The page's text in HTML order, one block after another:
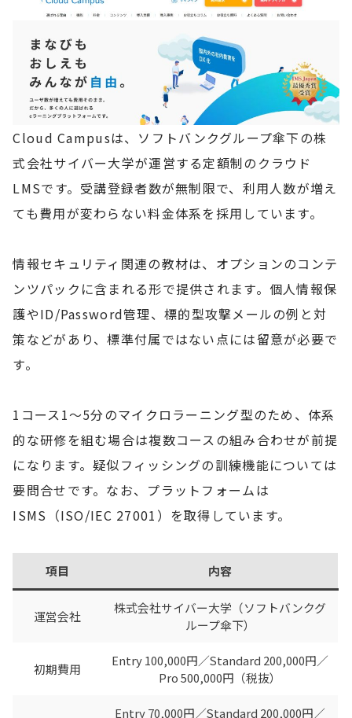
Cloud Campusは、ソフトバンクグループ傘下の株
式会社サイバー大学が運営する定額制のクラウド
LMSです。受講登録者数が無制限で、利用人数が増え
ても費用が変わらない料金体系を採用しています。
情報セキュリティ関連の教材は、オプションのコンテ
ンツパックに含まれる形で提供されます。個人情報保
護やID/Password管理、標的型攻撃メールの例と対
策などがあり、標準付属ではない点には留意が必要で
す。
1コース1〜5分のマイクロラーニング型のため、体系
的な研修を組む場合は複数コースの組み合わせが前提
になります。疑似フィッシングの訓練機能については
要問合せです。なお、プラットフォームは
ISMS（ISO/IEC 27001）を取得しています。
項目 内容
運営会社
株式会社サイバー大学（ソフトバンクグ
ループ傘下）
初期費用
Entry 100,000円／Standard 200,000円／
Pro 500,000円（税抜）
Entry 70,000円／Standard 200,000円／